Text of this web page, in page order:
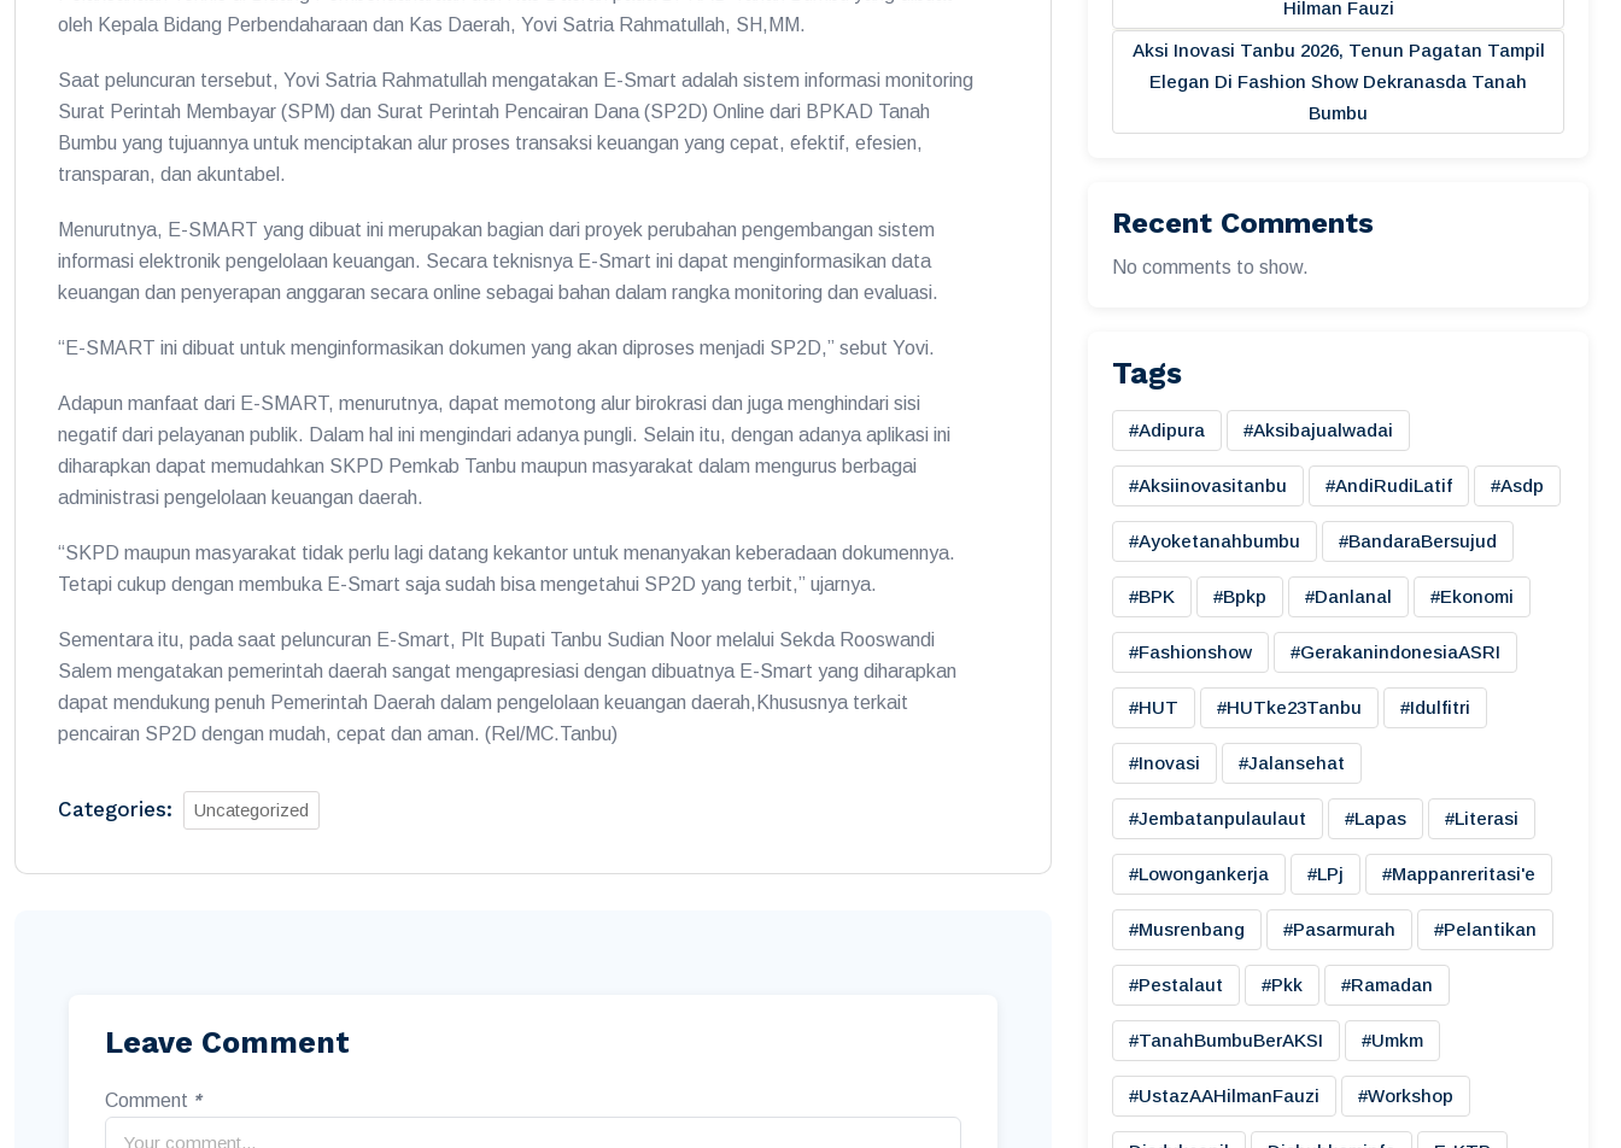
oleh Kepala Bidang Perbendaharaan dan Kas Daerah, Yovi Satria Rahmatullah, SH,MM.
Saat peluncuran tersebut, Yovi Satria Rahmatullah mengatakan E-Smart adalah sistem informasi monitoring
Surat Perintah Membayar (SPM) dan Surat Perintah Pencairan Dana (SP2D) Online dari BPKAD Tanah
Bumbu yang tujuannya untuk menciptakan alur proses transaksi keuangan yang cepat, efektif, efesien,
transparan, dan akuntabel.
Menurutnya, E-SMART yang dibuat ini merupakan bagian dari proyek perubahan pengembangan sistem
informasi elektronik pengelolaan keuangan. Secara teknisnya E-Smart ini dapat menginformasikan data
keuangan dan penyerapan anggaran secara online sebagai bahan dalam rangka monitoring dan evaluasi.
“E-SMART ini dibuat untuk menginformasikan dokumen yang akan diproses menjadi SP2D,” sebut Yovi.
Adapun manfaat dari E-SMART, menurutnya, dapat memotong alur birokrasi dan juga menghindari sisi
negatif dari pelayanan publik. Dalam hal ini mengindari adanya pungli. Selain itu, dengan adanya aplikasi ini
diharapkan dapat memudahkan SKPD Pemkab Tanbu maupun masyarakat dalam mengurus berbagai
administrasi pengelolaan keuangan daerah.
“SKPD maupun masyarakat tidak perlu lagi datang kekantor untuk menanyakan keberadaan dokumennya.
Tetapi cukup dengan membuka E-Smart saja sudah bisa mengetahui SP2D yang terbit,” ujarnya.
Sementara itu, pada saat peluncuran E-Smart, Plt Bupati Tanbu Sudian Noor melalui Sekda Rooswandi
Salem mengatakan pemerintah daerah sangat mengapresiasi dengan dibuatnya E-Smart yang diharapkan
dapat mendukung penuh Pemerintah Daerah dalam pengelolaan keuangan daerah,Khususnya terkait
pencairan SP2D dengan mudah, cepat dan aman. (Rel/MC.Tanbu)
Categories: Uncategorized
Leave Comment
Comment *
Hilman Fauzi
Aksi Inovasi Tanbu 2026, Tenun Pagatan Tampil
Elegan Di Fashion Show Dekranasda Tanah
Bumbu
Recent Comments
No comments to show.
Tags
#adipura #aksibajualwadai
#aksiinovasitanbu #AndiRudiLatif #asdp
#ayoketanahbumbu #BandaraBersujud
#BPK #bpkp #danlanal #ekonomi
#fashionshow #gerakanindonesiaASRI
#HUT #HUTke23Tanbu #idulfitri
#inovasi #jalansehat
#jembatanpulaulaut #lapas #literasi
#lowongankerja #LPj #mappanreritasi'e
#musrenbang #pasarmurah #pelantikan
#pestalaut #pkk #ramadan
#TanahBumbuBerAKSI #umkm
#UstazAAHilmanFauzi #workshop